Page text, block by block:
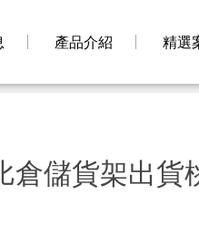
產品介紹 精選
倉儲貨架出貨